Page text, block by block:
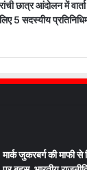
रांची छात्र आंदोलन में
लिए 5 सदस्यीय
मार्क जुकरबर्ग की माफी